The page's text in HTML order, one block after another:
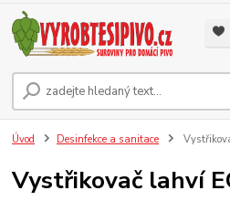
Úvod Desinfekce a sanitace
Vystřikovač lahví